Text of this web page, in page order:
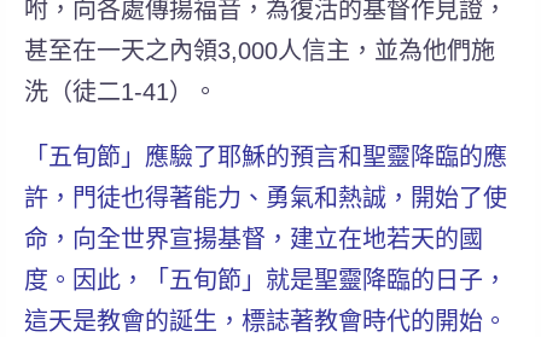
咐，向各處傳揚福音，為復活的基督作見證，
甚至在一天之內領3,000人信主，並為他們施
洗（徒二1-41）。
「五旬節」應驗了耶穌的預言和聖靈降臨的應
許，門徒也得著能力、勇氣和熱誠，開始了使
命，向全世界宣揚基督，建立在地若天的國
度。因此，「五旬節」就是聖靈降臨的日子，
這天是教會的誕生，標誌著教會時代的開始。